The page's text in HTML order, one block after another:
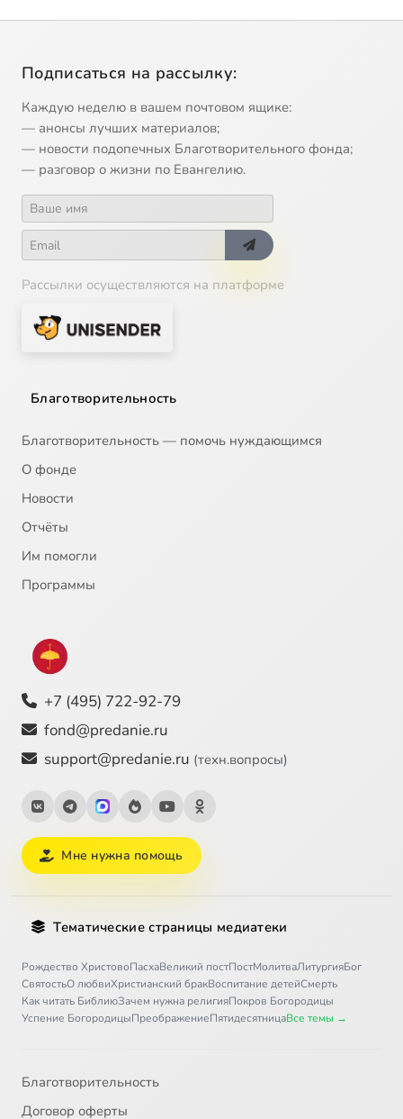
Подписаться на рассылку:
Каждую неделю в вашем почтовом ящике:
— анонсы лучших материалов;
— новости подопечных Благотворительного фонда;
— разговор о жизни по Евангелию.
Рассылки осуществляются на платформе
Благотворительность
Благотворительность — помочь нуждающимся
О фонде
Новости
Отчёты
Им помогли
Программы
+7 (495) 722-92-79
fond@predanie.ru
support@predanie.ru (техн.вопросы)
Мне нужна помощь
Тематические страницы медиатеки
Рождество ХристовоПасхаВеликий постПостМолитваЛитургияБог
СвятостьО любвиХристианский бракВоспитание детейСмерть
Как читать БиблиюЗачем нужна религияПокров Богородицы
Успение БогородицыПреображениеПятидесятницаВсе темы →
Благотворительность
Договор оферты